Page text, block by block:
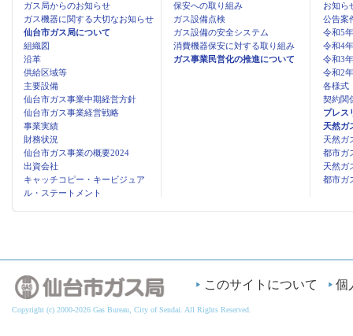
ガス局からのお知らせ
ガス機器に関する大切なお知らせ
仙台市ガス局について
組織図
沿革
供給区域等
主要設備
仙台市ガス事業中期経営方針
仙台市ガス事業経営戦略
事業実績
財務状況
仙台市ガス事業の概要2024
出資会社
キャッチコピー・キービジュア
ル・ステートメント
保安への取り組み
ガス設備点検
ガス設備の安全システム
消費機器保安に対する取り組み
ガス事業民営化の推進について
お知ら
公告案
令和5
令和4
令和3
令和2
各様式
契約関
プレス
天然ガ
天然ガ
都市ガ
天然ガ
都市ガ
このサイトについて 個
Copyright (c) 2000-2026 Gas Bureau, City of Sendai. All Rights Reserved.